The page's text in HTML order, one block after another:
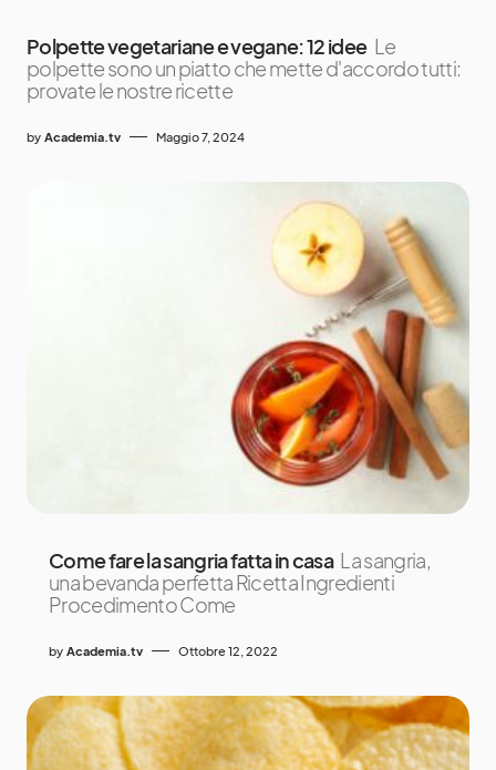
Polpette vegetariane e vegane: 12 idee Le
polpette sono un piatto che mette d'accordo tutti:
provate le nostre ricette
by Academia.tv Maggio 7, 2024
Come fare la sangria fatta in casa La sangria,
una bevanda perfetta Ricetta Ingredienti
Procedimento Come
by Academia.tv Ottobre 12, 2022